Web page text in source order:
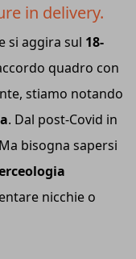
in delivery.
si aggira sul 18-
quadro con
stiamo notando
. Dal post-Covid in
bisogna sapersi
nicchie o